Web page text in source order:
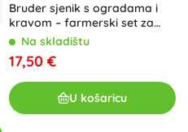
Bruder sjenik s ogradama i
kravom – farmerski set za
igruNa skladištu
17,50 €
U košaricu